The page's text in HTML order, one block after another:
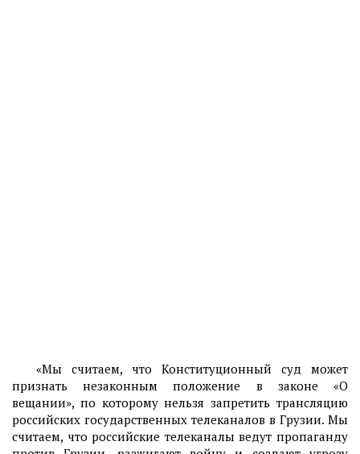
«Мы считаем, что Конституционный суд может
признать незаконным положение в законе «О
вещании», по которому нельзя запретить трансляцию
российских государственных телеканалов в Грузии. Мы
считаем, что российские телеканалы ведут пропаганду